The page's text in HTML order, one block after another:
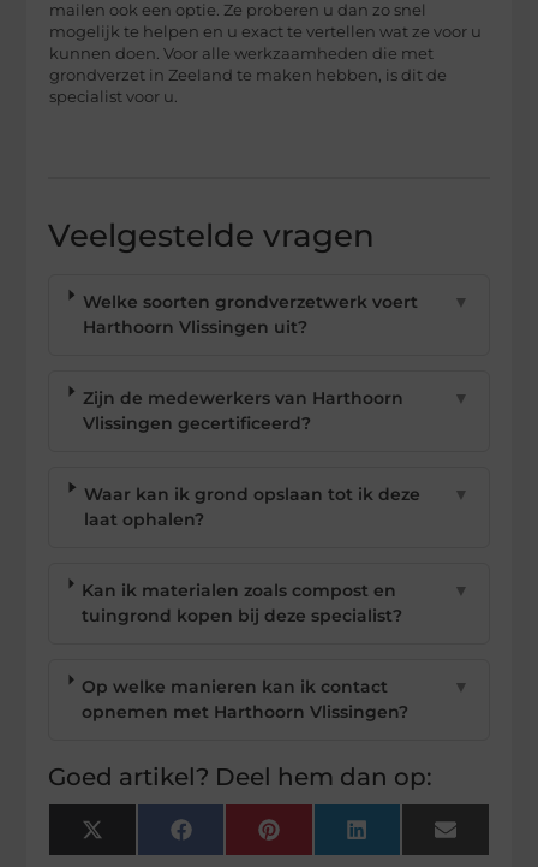
mailen ook een optie. Ze proberen u dan zo snel
mogelijk te helpen en u exact te vertellen wat ze voor u
kunnen doen. Voor alle werkzaamheden die met
grondverzet in Zeeland te maken hebben, is dit de
specialist voor u.
Veelgestelde vragen
Welke soorten grondverzetwerk voert
Harthoorn Vlissingen uit?
▼
Zijn de medewerkers van Harthoorn
Vlissingen gecertificeerd?
▼
Waar kan ik grond opslaan tot ik deze
laat ophalen?
▼
Kan ik materialen zoals compost en
tuingrond kopen bij deze specialist?
▼
Op welke manieren kan ik contact
opnemen met Harthoorn Vlissingen?
▼
Goed artikel? Deel hem dan op:
X
(Twitter)
FacebookPinterest LinkedIn Email